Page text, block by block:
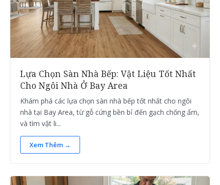
Lựa Chọn Sàn Nhà Bếp: Vật Liệu Tốt Nhất
Cho Ngôi Nhà Ở Bay Area
Khám phá các lựa chọn sàn nhà bếp tốt nhất cho ngôi
nhà tại Bay Area, từ gỗ cứng bền bỉ đến gạch chống ẩm,
và tìm vật li...
Xem Thêm →